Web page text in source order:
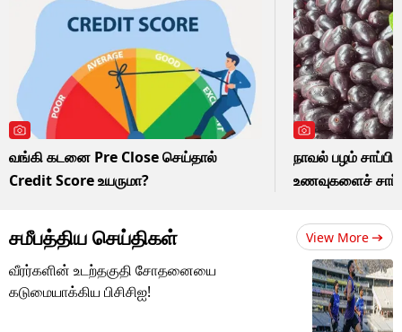
வங்கி கடனை Pre Close செய்தால்
Credit Score உயருமா?
நாவல் பழம்
உணவுகளைச்
சமீபத்திய செய்திகள் View More
வீரர்களின் உடற்தகுதி சோதனையை
கடுமையாக்கிய பிசிசிஐ!